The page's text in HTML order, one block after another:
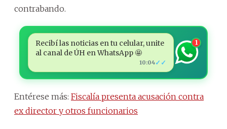
contrabando.
Recibí las noticias en tu celular, unite
al canal de ÚH en WhatsApp 🤩
10:04✓✓
1
Entérese más: Fiscalía presenta acusación contra
ex director y otros funcionarios